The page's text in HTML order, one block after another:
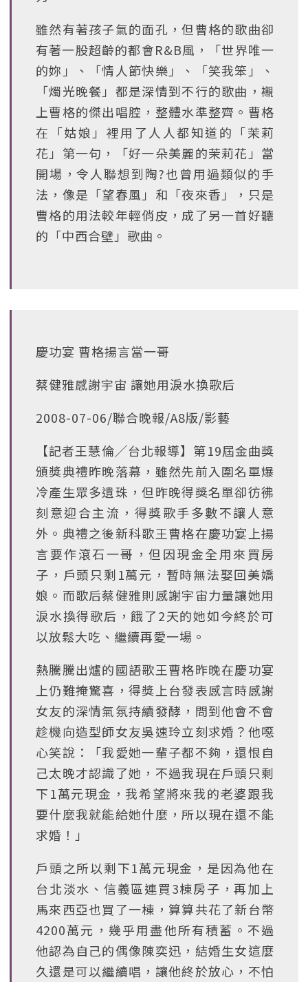
雖然有著孩子氣的面孔，但曹格的歌曲卻
有著一股超齡的都會R&B風，「世界唯一
的妳」、「情人節快樂」、「笑我笨」、
「燭光晚餐」都是深情到不行的歌曲，襯
上曹格的傑出唱腔，整體水準整齊。曹格
在「姑娘」裡用了人人都知道的「茉莉
花」第一句，「好一朵美麗的茉莉花」當
開場，令人聯想到陶?也曾用過類似的手
法，像是「望春風」和「夜來香」，只是
曹格的用法較年輕俏皮，成了另一首好聽
的「中西合壁」歌曲。
慶功宴 曹格揚言當一哥
蔡健雅感謝宇宙 讓她用淚水換歌后
2008-07-06/聯合晚報/A8版/影藝
【記者王慧倫╱台北報導】第19屆金曲獎
頒獎典禮昨晚落幕，雖然先前入圍名單爆
冷產生眾多遺珠，但昨晚得獎名單卻彷彿
刻意迎合主流，得獎歌手多數不讓人意
外。典禮之後新科歌王曹格在慶功宴上揚
言要作滾石一哥，但因現金全用來買房
子，戶頭只剩1萬元，暫時無法娶回美嬌
娘。而歌后蔡健雅則感謝宇宙力量讓她用
淚水換得歌后，餓了2天的她如今終於可
以放鬆大吃、繼續再愛一場。
熱騰騰出爐的國語歌王曹格昨晚在慶功宴
上仍難掩驚喜，得獎上台發表感言時感謝
女友的深情氣氛持續發酵，問到他會不會
趁機向造型師女友吳速玲立刻求婚？他噁
心笑說：「我愛她一輩子都不夠，還恨自
己太晚才認識了她，不過我現在戶頭只剩
下1萬元現金，我希望將來我的老婆跟我
要什麼我就能給她什麼，所以現在還不能
求婚！」
戶頭之所以剩下1萬元現金，是因為他在
台北淡水、信義區連買3棟房子，再加上
馬來西亞也買了一棟，算算共花了新台幣
4200萬元，幾乎用盡他所有積蓄。不過
他認為自己的偶像陳奕迅，結婚生女這麼
久還是可以繼續唱，讓他終於放心，不怕